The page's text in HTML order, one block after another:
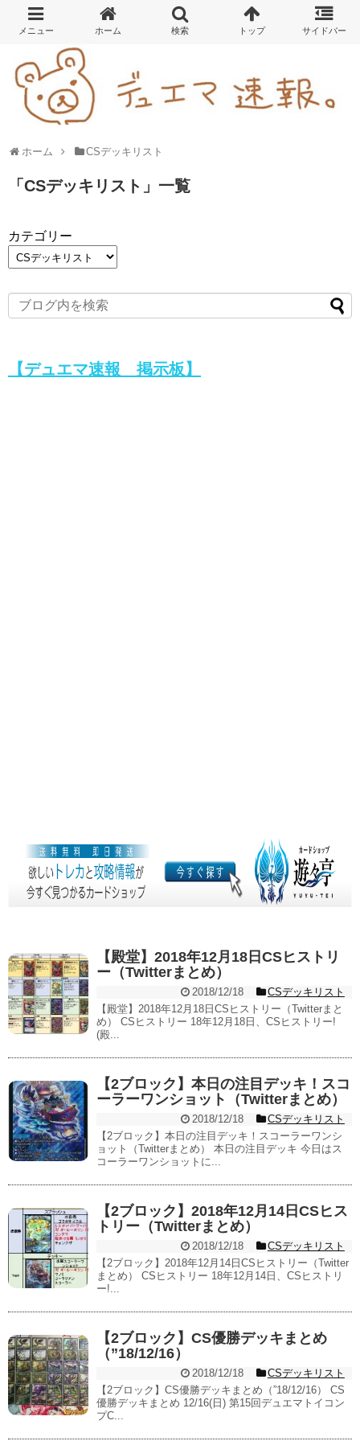
ホーム CSデッキリスト
「 CSデッキリスト 」 一覧
カテゴリー
【デュエマ速報 掲示板】
【殿堂】2018年12月18日CSヒストリ
ー（Twitterまとめ）
2018/12/18
CSデッキリスト
【殿堂】2018年12月18日CSヒストリー（Twitterまと
め） CSヒストリー 18年12月18日、CSヒストリー!
(殿...
【2ブロック】本日の注目デッキ！スコ
ーラーワンショット（Twitterまとめ）
2018/12/18
CSデッキリスト
【2ブロック】本日の注目デッキ！スコーラーワンシ
ョット（Twitterまとめ） 本日の注目デッキ 今日はス
コーラーワンショットに...
【2ブロック】2018年12月14日CSヒス
トリー（Twitterまとめ）
2018/12/18
CSデッキリスト
【2ブロック】2018年12月14日CSヒストリー（Twitter
まとめ） CSヒストリー 18年12月14日、CSヒストリ
ー!...
【2ブロック】CS優勝デッキまとめ
（”18/12/16）
2018/12/18
CSデッキリスト
【2ブロック】CS優勝デッキまとめ（”18/12/16） CS
優勝デッキまとめ 12/16(日) 第15回デュエマトイコン
プC...